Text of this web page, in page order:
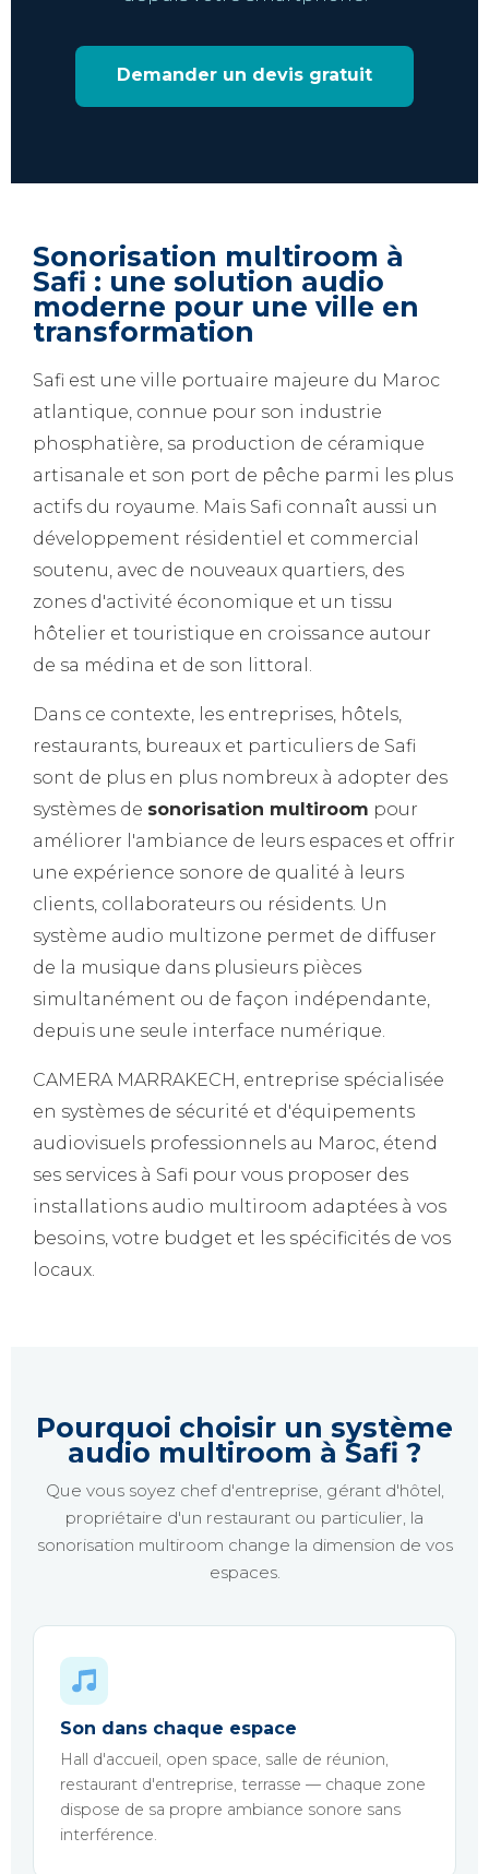
Demander un devis gratuit
Sonorisation multiroom à
Safi : une solution audio
moderne pour une ville en
transformation
Safi est une ville portuaire majeure du Maroc
atlantique, connue pour son industrie
phosphatière, sa production de céramique
artisanale et son port de pêche parmi les plus
actifs du royaume. Mais Safi connaît aussi un
développement résidentiel et commercial
soutenu, avec de nouveaux quartiers, des
zones d'activité économique et un tissu
hôtelier et touristique en croissance autour
de sa médina et de son littoral.
Dans ce contexte, les entreprises, hôtels,
restaurants, bureaux et particuliers de Safi
sont de plus en plus nombreux à adopter des
systèmes de sonorisation multiroom pour
améliorer l'ambiance de leurs espaces et offrir
une expérience sonore de qualité à leurs
clients, collaborateurs ou résidents. Un
système audio multizone permet de diffuser
de la musique dans plusieurs pièces
simultanément ou de façon indépendante,
depuis une seule interface numérique.
CAMERA MARRAKECH, entreprise spécialisée
en systèmes de sécurité et d'équipements
audiovisuels professionnels au Maroc, étend
ses services à Safi pour vous proposer des
installations audio multiroom adaptées à vos
besoins, votre budget et les spécificités de vos
locaux.
Pourquoi choisir un système
audio multiroom à Safi ?
Que vous soyez chef d'entreprise, gérant d'hôtel,
propriétaire d'un restaurant ou particulier, la
sonorisation multiroom change la dimension de vos
espaces.
Son dans chaque espace
Hall d'accueil, open space, salle de réunion,
restaurant d'entreprise, terrasse — chaque zone
dispose de sa propre ambiance sonore sans
interférence.